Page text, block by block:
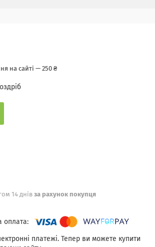
на сайті — 250 ₴
14 днів за рахунок покупця
платежі. Тепер ви можете купити